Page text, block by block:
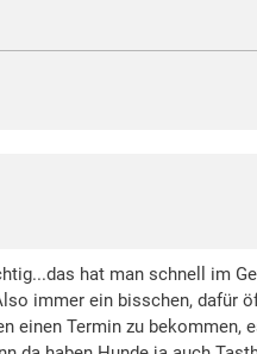
hat man schnell im
immer ein bisschen, dafür
einen Termin zu bekommen,